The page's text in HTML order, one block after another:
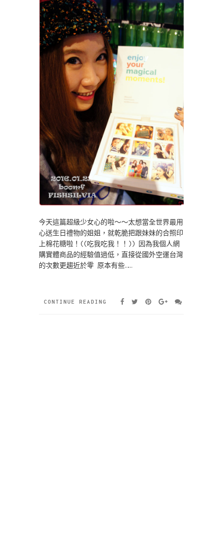
今天這篇超級少女心的啦～～太想當全世界最用
心送生日禮物的姐姐，就乾脆把跟妹妹的合照印
上棉花糖啦！((吃我吃我！！)) 因為我個人網
購實體商品的經驗值過低，直接從國外空運台灣
的次數更趨近於零 原本有些……
CONTINUE READING